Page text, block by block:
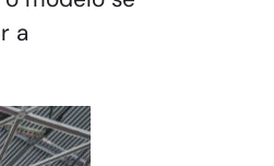
a